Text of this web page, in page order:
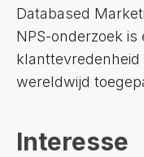
Databased
NPS-onderzoek
wereldwijd
Interesse